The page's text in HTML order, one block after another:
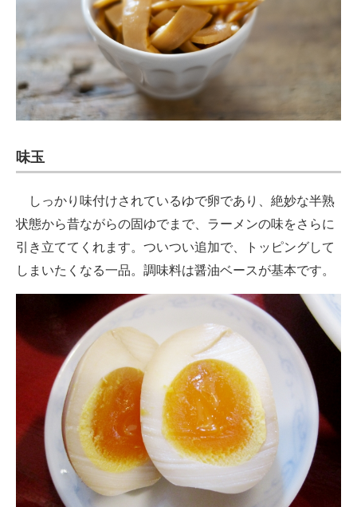
味玉
しっかり味付けされているゆで卵であり、絶妙な半熟
状態から昔ながらの固ゆでまで、ラーメンの味をさらに
引き立ててくれます。ついつい追加で、トッピングして
しまいたくなる一品。調味料は醤油ベースが基本です。